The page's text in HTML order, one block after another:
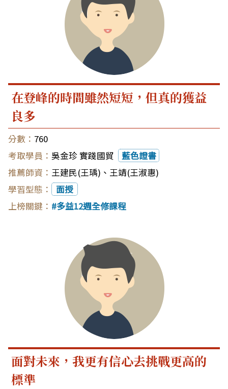
在登峰的時間雖然短短，但真的獲益
良多
760
吳金珍 實踐國貿
藍色證書
王建民(王瑀) 、 王靖(王淑惠)
面授
多益12週全修課程
面對未來，我更有信心去挑戰更高的
標準